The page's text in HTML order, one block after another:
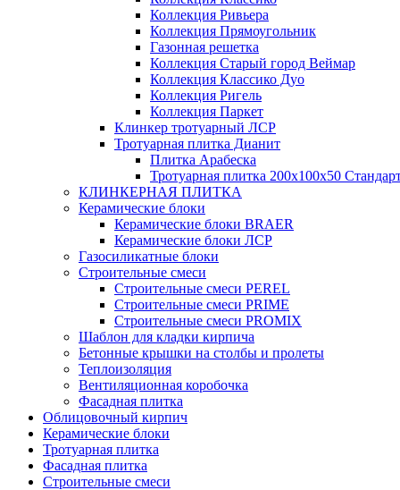
Коллекция Ривьера
Коллекция Прямоугольник
Газонная решетка
Коллекция Старый город Веймар
Коллекция Классико Дуо
Коллекция Ригель
Коллекция Паркет
Клинкер тротуарный ЛСР
Тротуарная плитка Дианит
Плитка Арабеска
Тротуарная плитка 200х100х50
КЛИНКЕРНАЯ ПЛИТКА
Керамические блоки
Керамические блоки BRAER
Керамические блоки ЛСР
Газосиликатные блоки
Строительные смеси
Строительные смеси PEREL
Строительные смеси PRIME
Строительные смеси PROMIX
Шаблон для кладки кирпича
Бетонные крышки на столбы и пролеты
Теплоизоляция
Вентиляционная коробочка
Фасадная плитка
Облицовочный кирпич
Керамические блоки
Тротуарная плитка
Фасадная плитка
Строительные смеси